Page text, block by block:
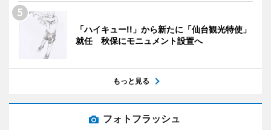
「ハイキュー!!」から新たに「仙台観光特使」
就任 秋保にモニュメント設置へ
もっと見る
フォトフラッシュ